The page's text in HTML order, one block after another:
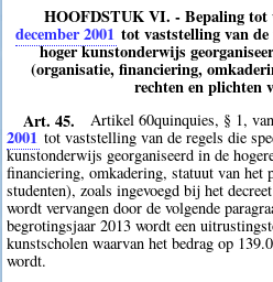
HOOFDSTUK VI. - Bepaling tot
december 2001 tot vaststelling van
hoger kunstonderwijs
(organisatie, financiering,
rechten en plichten
Art. 45.
Artikel 60quinquies, § 1,
2001 tot vaststelling van de regels die
kunstonderwijs georganiseerd in de
financiering, omkadering, statuut van het
studenten), zoals ingevoegd bij het
wordt vervangen door de volgende
begrotingsjaar 2013 wordt een
kunstscholen waarvan het bedrag op
wordt.